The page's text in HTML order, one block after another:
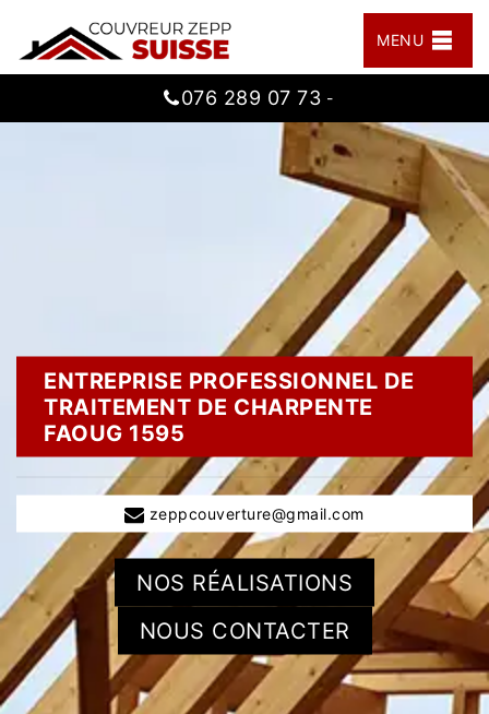
MENU
076 289 07 73 -
ENTREPRISE PROFESSIONNEL DE
TRAITEMENT DE CHARPENTE
FAOUG 1595
zeppcouverture@gmail.com
NOS RÉALISATIONS
NOUS CONTACTER